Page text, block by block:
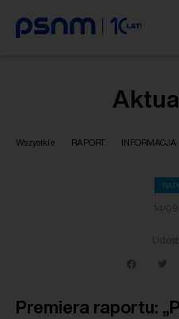
Wszystkie RAPORT INFORMACJA
14/
Premiera raportu: